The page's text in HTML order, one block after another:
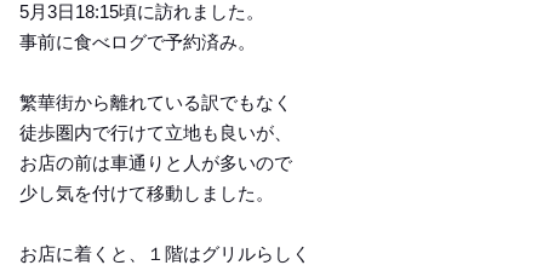
5月3日18:15頃に訪れました。
事前に食べログで予約済み。
繁華街から離れている訳でもなく
徒歩圏内で行けて立地も良いが、
お店の前は車通りと人が多いので
少し気を付けて移動しました。
お店に着くと、１階はグリルらしく